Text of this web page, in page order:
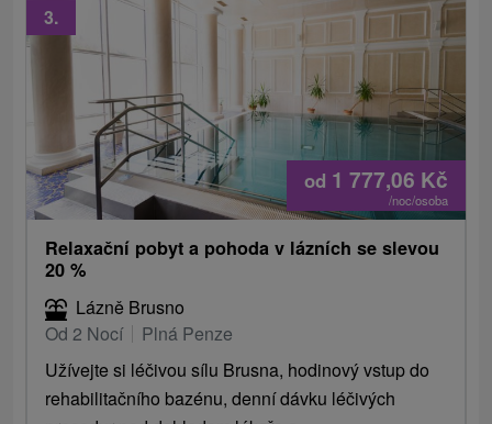
od 1 777,06 Kč
/noc/osoba
3.
Relaxační pobyt a pohoda v lázních se slevou
20 %
Lázně Brusno
Od 2 Nocí
Plná Penze
Užívejte si léčivou sílu Brusna, hodinový vstup do
rehabilitačního bazénu, denní dávku léčivých